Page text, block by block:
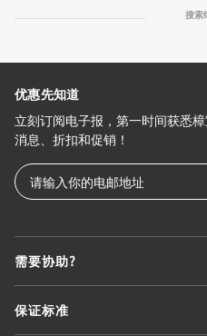
搜索
需要协助?
保证标准
优惠先知道
立刻订阅电子报，第一时间获悉
消息、折扣和促销！